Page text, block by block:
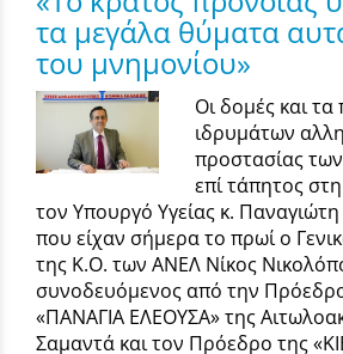
τα μεγάλα θύματα
του μνημονίου»
Οι δομές και
ιδρυμάτων
προστασίας
επί τάπητος
τον Υπουργό Υγείας κ.
που είχαν σήμερα το πρωί ο
της Κ.Ο. των ΑΝΕΛ Νίκος
συνοδευόμενος από την
«ΠΑΝΑΓΙΑ ΕΛΕΟΥΣΑ» της
Σαμαντά και τον Πρόεδρο της